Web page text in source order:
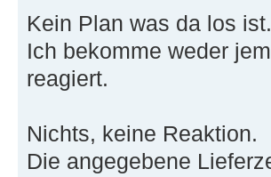
Kein Plan was da los ist.
Ich bekomme weder
reagiert.
Nichts, keine Reaktion.
Die angegebene